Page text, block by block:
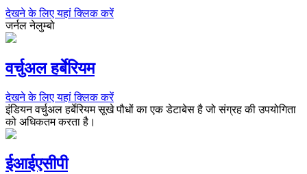
देखने के लिए यहां क्लिक करें
जर्नल नेलुम्बो
वर्चुअल हर्बेरियम
देखने के लिए यहां क्लिक करें
इंडियन वर्चुअल हर्बेरियम सूखे पौधों का एक डेटाबेस है जो संग्रह की उपयोगिता
को अधिकतम करता है।
ईआईएसीपी